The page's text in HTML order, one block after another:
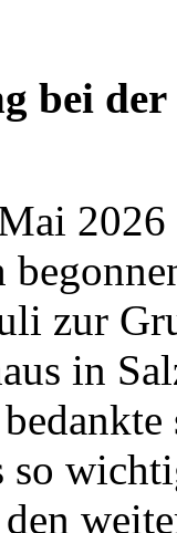
bei
zur
in
so